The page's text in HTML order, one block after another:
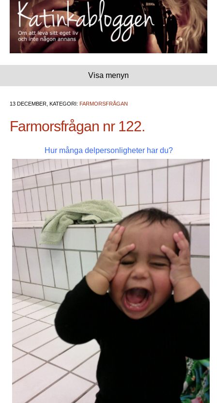
Visa menyn
13 DECEMBER, KATEGORI: FARMORSFRÅGAN
Farmorsfrågan nr 122.
Hur många delpersonligheter har du?